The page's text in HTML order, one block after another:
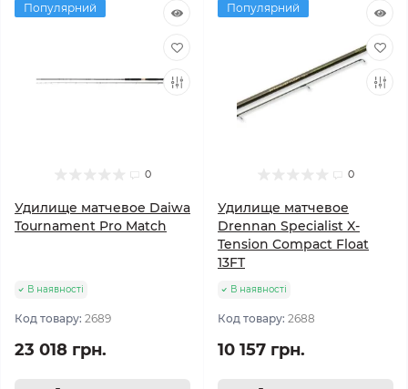
Популярний
0
Удилище матчевое Daiwa
Tournament Pro Match
В наявності
Код товару: 2689
23 018 грн.
Популярний
0
Удилище матчевое
Drennan Specialist X-
Tension Compact Float
13FT
В наявності
Код товару: 2688
10 157 грн.